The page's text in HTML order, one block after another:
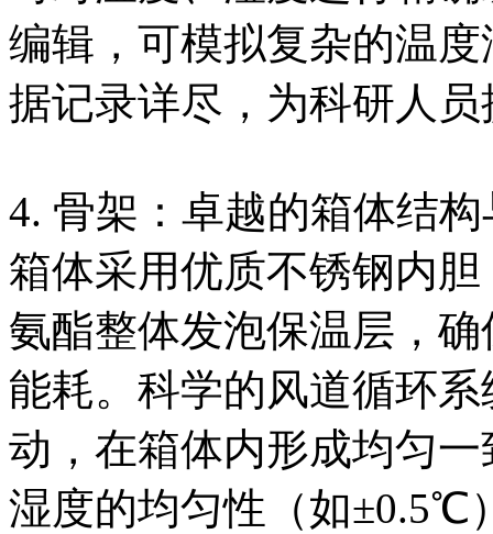
编辑，可模拟复杂的温
据记录详尽，为科研人
4. 骨架：卓越的箱体结
箱体采用优质不锈钢内
氨酯整体发泡保温层，
能耗。科学的风道循环
动，在箱体内形成均匀
湿度的均匀性（如±0.5℃